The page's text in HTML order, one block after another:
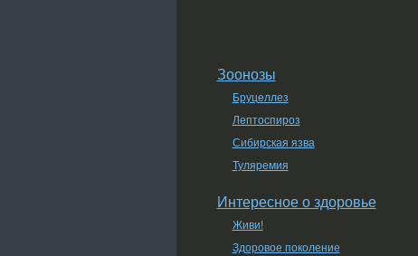
Зоонозы
Бруцеллез
Лептоспироз
Сибирская язва
Туляремия
Интересное о здоровье
Живи!
Здоровое поколение